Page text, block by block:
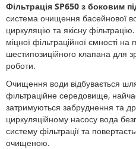
Фільтрація SP650 з боковим
система очищення басейнової
циркуляцію та якісну
міцної фільтраційної ємності на
шестипозиційного клапана для
роботи.
Очищення води відбувається
фільтраційне середовище,
затримуються забруднення та
циркуляційному насосу вода
систему фільтрації та
очищеною.